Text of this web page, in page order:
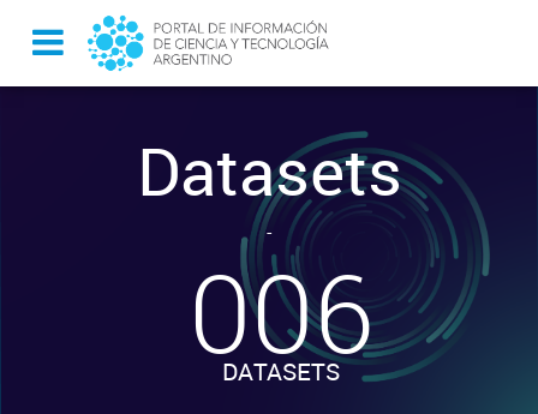
Datasets
-
006
DATASETS